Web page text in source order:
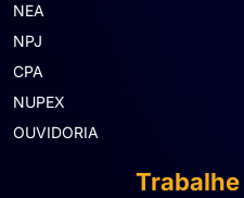
NEA
NPJ
CPA
NUPEX
OUVIDORIA